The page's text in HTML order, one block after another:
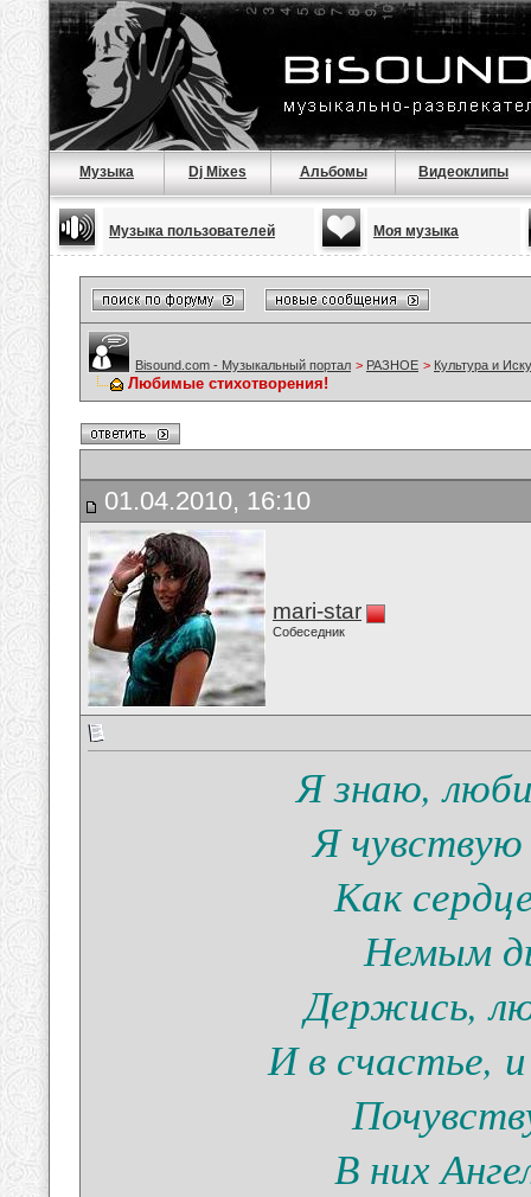
Музыка Dj Mixes Альбомы Видеоклипы
Музыка пользователей Моя музыка
Bisound.com - Музыкальный портал > РАЗНОЕ > Культура и
Любимые стихотворения!
01.04.2010, 16:10
mari-star
Собеседник
Я знаю,
Я
Как
Немым
Держись,
И в счастье,
В них